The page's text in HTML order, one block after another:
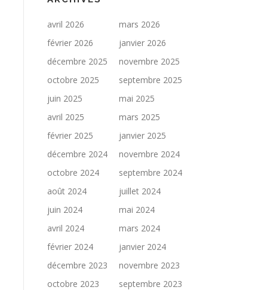
avril 2026
mars 2026
février 2026
janvier 2026
décembre 2025
novembre 2025
octobre 2025
septembre 2025
juin 2025
mai 2025
avril 2025
mars 2025
février 2025
janvier 2025
décembre 2024
novembre 2024
octobre 2024
septembre 2024
août 2024
juillet 2024
juin 2024
mai 2024
avril 2024
mars 2024
février 2024
janvier 2024
décembre 2023
novembre 2023
octobre 2023
septembre 2023